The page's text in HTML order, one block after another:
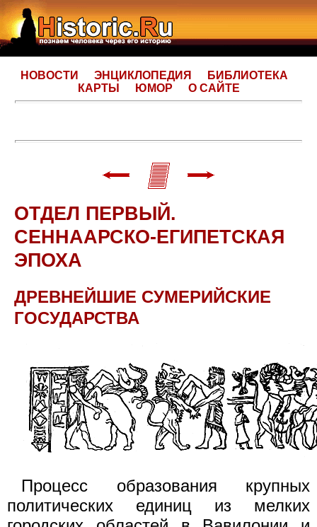
НОВОСТИ ЭНЦИКЛОПЕДИЯ
БИБЛИОТЕКА
КАРТЫ
ЮМОР О САЙТЕ
ОТДЕЛ ПЕРВЫЙ.
СЕННААРСКО-ЕГИПЕТСКАЯ
ЭПОХА
ДРЕВНЕЙШИЕ СУМЕРИЙСКИЕ
ГОСУДАРСТВА
Процесс образования крупных
политических единиц из мелких